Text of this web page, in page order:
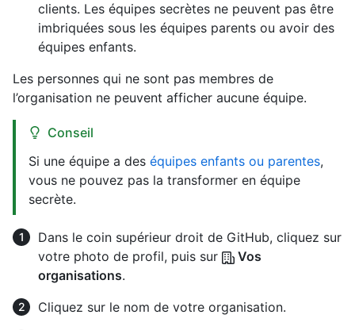
clients. Les équipes secrètes ne peuvent pas être
imbriquées sous les équipes parents ou avoir des
équipes enfants.
Les personnes qui ne sont pas membres de
l’organisation ne peuvent afficher aucune équipe.
Conseil
Si une équipe a des équipes enfants ou parentes,
vous ne pouvez pas la transformer en équipe
secrète.
Dans le coin supérieur droit de GitHub, cliquez sur
votre photo de profil, puis sur
Vos
organisations.
Cliquez sur le nom de votre organisation.